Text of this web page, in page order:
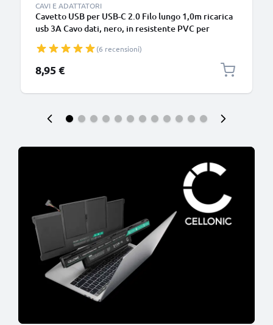
CAVI E ADATTATORI
Cavetto USB per USB-C 2.0 Filo lungo 1,0m ricarica
usb 3A Cavo dati, nero, in resistente PVC per
fotocamera Canon, Panasonic Lumix, Sony
connettore tipo C
(6 recensioni)
8,95 €